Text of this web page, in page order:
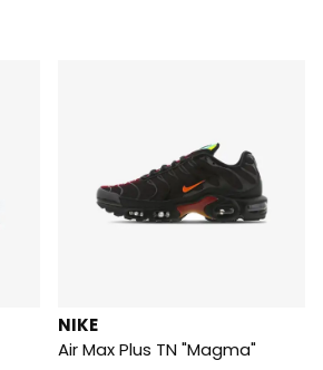
NIKE
Air Max Plus TN "Magma"